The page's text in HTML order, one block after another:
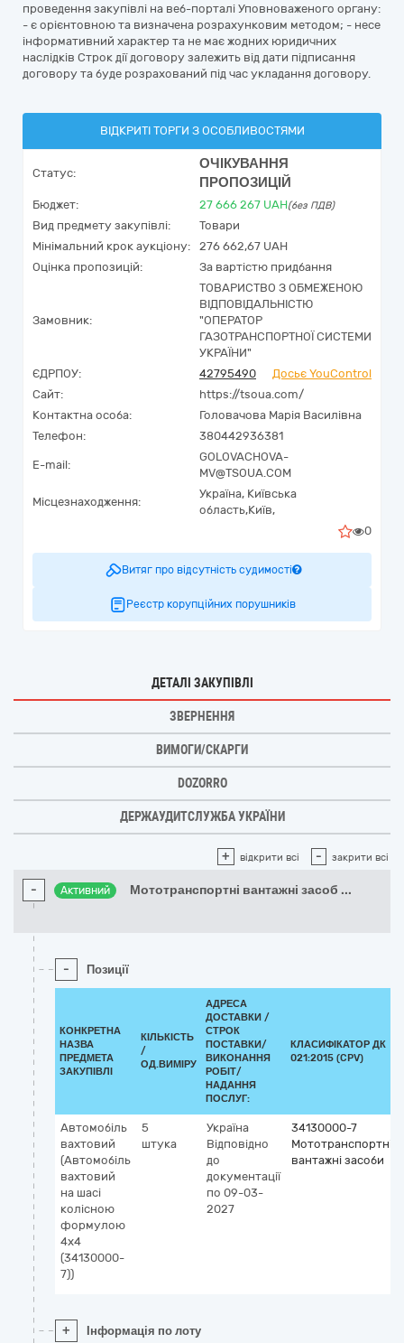
проведення закупівлі на веб-порталі Уповноваженого органу:
- є орієнтовною та визначена розрахунковим методом; - несе
інформативний характер та не має жодних юридичних
наслідків Строк дії договору залежить від дати підписання
договору та буде розрахований під час укладання договору.
ВІДКРИТІ ТОРГИ З ОСОБЛИВОСТЯМИ
Статус:
ОЧІКУВАННЯ
ПРОПОЗИЦІЙ
Бюджет: 27 666 267 UAH(без ПДВ)
Вид предмету закупівлі:
Товари
Мінімальний крок аукціону:
276 662,67 UAH
Оцінка пропозицій:
За вартістю придбання
Замовник:
ТОВАРИСТВО З ОБМЕЖЕНОЮ
ВІДПОВІДАЛЬНІСТЮ
"ОПЕРАТОР
ГАЗОТРАНСПОРТНОЇ СИСТЕМИ
УКРАЇНИ"
ЄДРПОУ:
42795490
Досьє YouControl
Сайт:
https://tsoua.com/
Контактна особа:
Головачова Марія Василівна
Телефон:
380442936381
E-mail:
GOLOVACHOVA-
MV@TSOUA.COM
Місцезнаходження:
Україна, Київська
область,Київ,
0
Витяг про відсутність судимості
Реєстр корупційних порушників
ДЕТАЛІ ЗАКУПІВЛІ
ЗВЕРНЕННЯ
ВИМОГИ/СКАРГИ
DOZORRO
ДЕРЖАУДИТСЛУЖБА УКРАЇНИ
+ відкрити всі - закрити всі
- Активний Мототранспортні вантажні засоб ...
- Позиції
КОНКРЕТНА
НАЗВА
ПРЕДМЕТА
ЗАКУПІВЛІ
КІЛЬКІСТЬ
/
ОД.ВИМІРУ
АДРЕСА
ДОСТАВКИ /
СТРОК
ПОСТАВКИ/
ВИКОНАННЯ
РОБІТ/
НАДАННЯ
ПОСЛУГ:
КЛАСИФІКАТОР ДК
021:2015 (CPV)
Автомобіль
вахтовий
(Автомобіль
вахтовий
на шасі
колісною
формулою
4х4
(34130000-
7))
5
штука
Україна
Відповідно
до
документації
по 09-03-
2027
34130000-7
Мототранспортні
вантажні засоби
+ Інформація по лоту